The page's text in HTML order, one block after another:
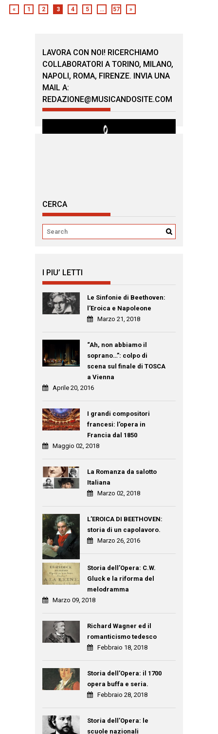
« 1 2 3 4 5 … 57 »
LAVORA CON NOI! RICERCHIAMO
COLLABORATORI A TORINO, MILANO,
NAPOLI, ROMA, FIRENZE. INVIA UNA
MAIL A:
REDAZIONE@MUSICANDOSITE.COM
CERCA
I PIU’ LETTI
Le Sinfonie di Beethoven:
l’Eroica e Napoleone
Marzo 21, 2018
“Ah, non abbiamo il
soprano…”: colpo di
scena sul finale di TOSCA
a Vienna
Aprile 20, 2016
I grandi compositori
francesi: l’opera in
Francia dal 1850
Maggio 02, 2018
La Romanza da salotto
Italiana
Marzo 02, 2018
L’EROICA DI BEETHOVEN:
storia di un capolavoro.
Marzo 26, 2016
Storia dell’Opera: C.W.
Gluck e la riforma del
melodramma
Marzo 09, 2018
Richard Wagner ed il
romanticismo tedesco
Febbraio 18, 2018
Storia dell’Opera: il 1700
opera buffa e seria.
Febbraio 28, 2018
Storia dell’Opera: le
scuole nazionali